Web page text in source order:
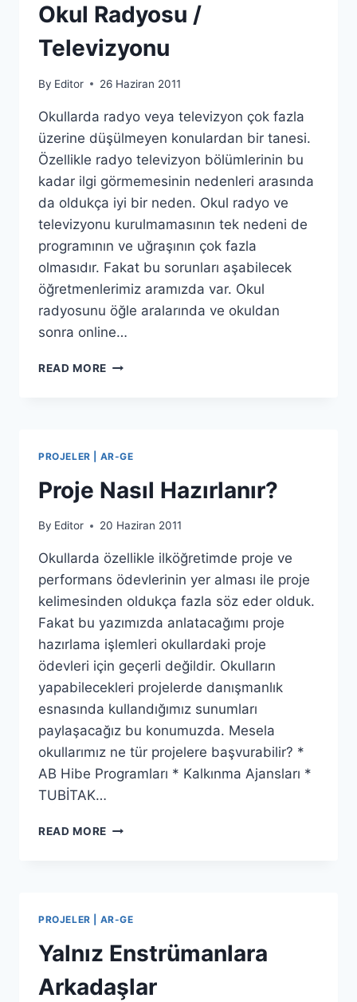
Okul Radyosu /
Televizyonu
By Editor 26 Haziran 2011
Okullarda radyo veya televizyon çok fazla
üzerine düşülmeyen konulardan bir tanesi.
Özellikle radyo televizyon bölümlerinin bu
kadar ilgi görmemesinin nedenleri arasında
da oldukça iyi bir neden. Okul radyo ve
televizyonu kurulmamasının tek nedeni de
programının ve uğraşının çok fazla
olmasıdır. Fakat bu sorunları aşabilecek
öğretmenlerimiz aramızda var. Okul
radyosunu öğle aralarında ve okuldan
sonra online…
READ MORE OKUL
PROJELER | AR-GE
Proje Nasıl Hazırlanır?
By Editor 20 Haziran 2011
Okullarda özellikle ilköğretimde proje ve
performans ödevlerinin yer alması ile proje
kelimesinden oldukça fazla söz eder olduk.
Fakat bu yazımızda anlatacağımı proje
hazırlama işlemleri okullardaki proje
ödevleri için geçerli değildir. Okulların
yapabilecekleri projelerde danışmanlık
esnasında kullandığımız sunumları
paylaşacağız bu konumuzda. Mesela
okullarımız ne tür projelere başvurabilir? *
AB Hibe Programları * Kalkınma Ajansları *
TUBİTAK…
READ MORE PROJE
PROJELER | AR-GE
Yalnız Enstrümanlara
Arkadaşlar